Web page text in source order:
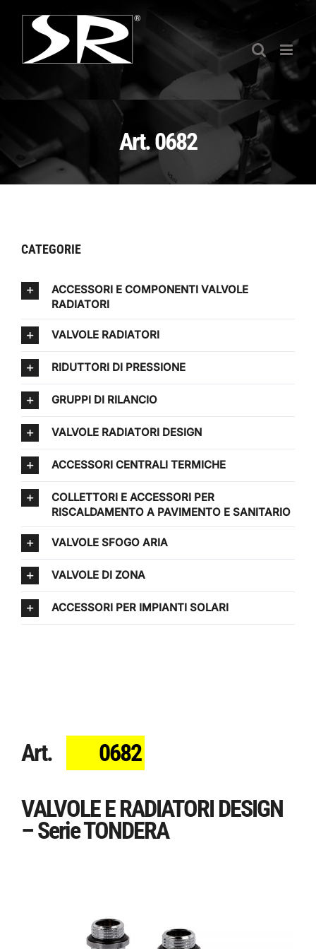
contenuto
Art. 0682
Art. 0682
VALVOLE E RADIATORI DESIGN
– Serie TONDERA
CATEGORIE
ACCESSORI E COMPONENTI VALVOLE
RADIATORI
VALVOLE RADIATORI
RIDUTTORI DI PRESSIONE
GRUPPI DI RILANCIO
VALVOLE RADIATORI DESIGN
ACCESSORI CENTRALI TERMICHE
COLLETTORI E ACCESSORI PER
RISCALDAMENTO A PAVIMENTO E SANITARIO
VALVOLE SFOGO ARIA
VALVOLE DI ZONA
ACCESSORI PER IMPIANTI SOLARI